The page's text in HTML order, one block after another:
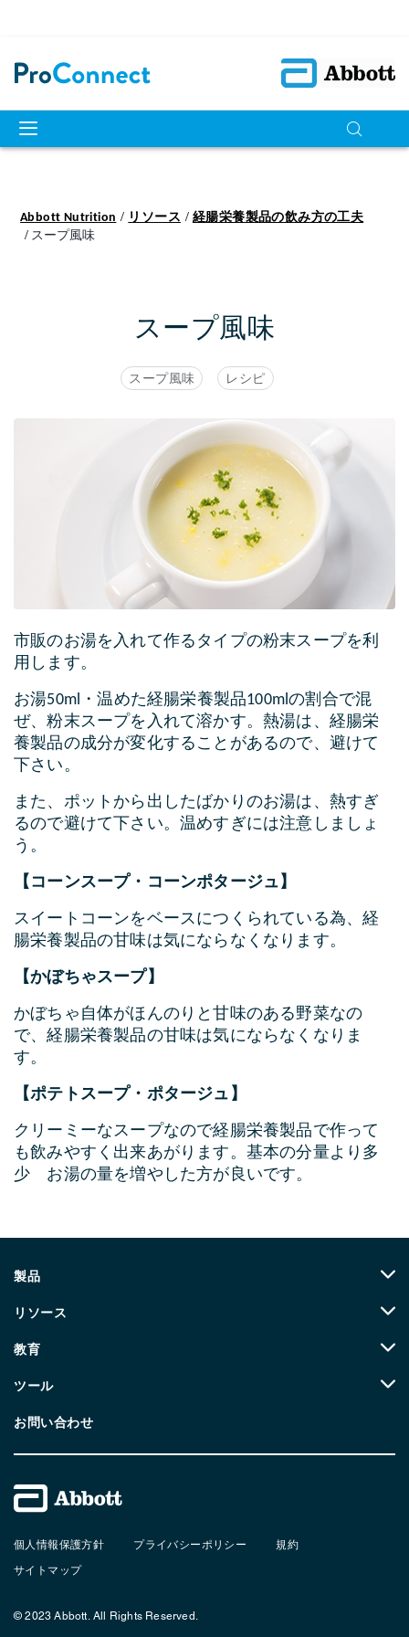
Abbott Nutrition リソース
経腸栄養製品の飲み方の工夫
スープ風味
スープ風味
スープ風味 レシピ
市販のお湯を入れて作るタイプの粉末スープを利
用します。
お湯50ml・温めた経腸栄養製品100mlの割合で混
ぜ、粉末スープを入れて溶かす。熱湯は、経腸栄
養製品の成分が変化することがあるので、避けて
下さい。
また、ポットから出したばかりのお湯は、熱すぎ
るので避けて下さい。温めすぎには注意しましょ
う。
【コーンスープ・コーンポタージュ】
スイートコーンをベースにつくられている為、経
腸栄養製品の甘味は気にならなくなります。
【かぼちゃスープ】
かぼちゃ自体がほんのりと甘味のある野菜なの
で、経腸栄養製品の甘味は気にならなくなりま
す。
【ポテトスープ・ポタージュ】
クリーミーなスープなので経腸栄養製品で作って
も飲みやすく出来あがります。基本の分量より多
少 お湯の量を増やした方が良いです。
製品
リソース
教育
ツール
お問い合わせ
個人情報保護方針 プライバシーポリシー
規約
サイトマップ
© 2023 Abbott. All Rights Reserved.